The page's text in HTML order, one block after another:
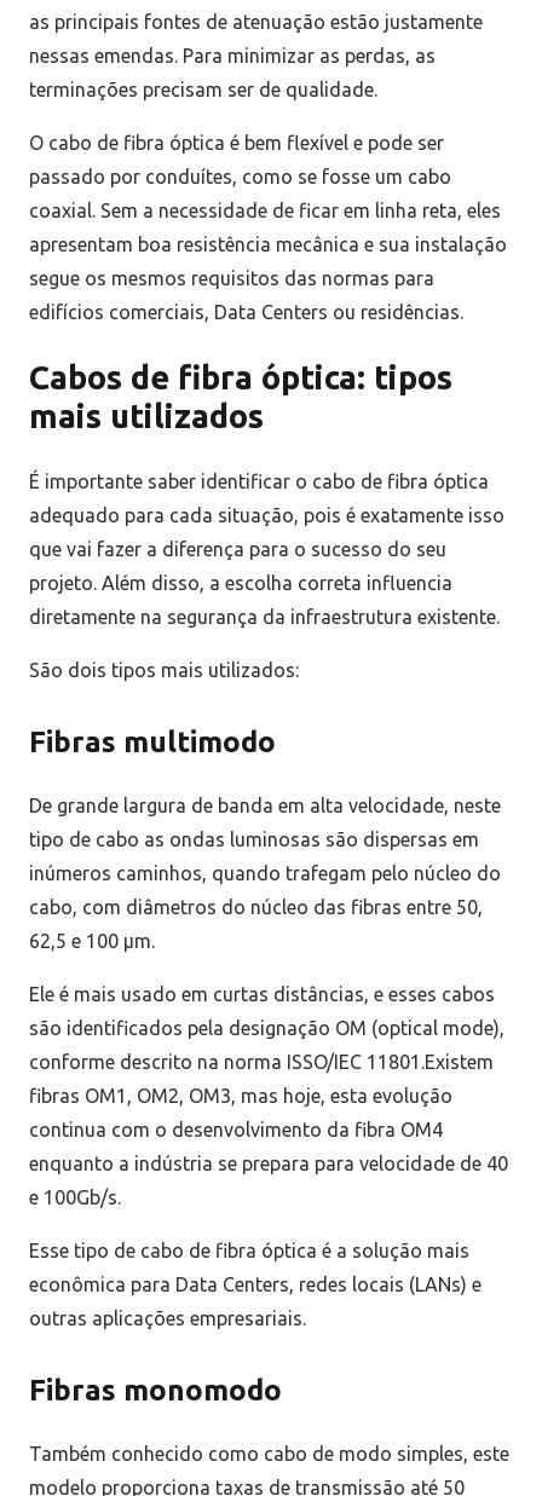
as principais fontes de atenuação estão justamente
nessas emendas. Para minimizar as perdas, as
terminações precisam ser de qualidade.
O cabo de fibra óptica é bem flexível e pode ser
passado por conduítes, como se fosse um cabo
coaxial. Sem a necessidade de ficar em linha reta, eles
apresentam boa resistência mecânica e sua instalação
segue os mesmos requisitos das normas para
edifícios comerciais, Data Centers ou residências.
Cabos de fibra óptica: tipos
mais utilizados
É importante saber identificar o cabo de fibra óptica
adequado para cada situação, pois é exatamente isso
que vai fazer a diferença para o sucesso do seu
projeto. Além disso, a escolha correta influencia
diretamente na segurança da infraestrutura existente.
São dois tipos mais utilizados:
Fibras multimodo
De grande largura de banda em alta velocidade, neste
tipo de cabo as ondas luminosas são dispersas em
inúmeros caminhos, quando trafegam pelo núcleo do
cabo, com diâmetros do núcleo das fibras entre 50,
62,5 e 100 μm.
Ele é mais usado em curtas distâncias, e esses cabos
são identificados pela designação OM (optical mode),
conforme descrito na norma ISSO/IEC 11801.Existem
fibras OM1, OM2, OM3, mas hoje, esta evolução
continua com o desenvolvimento da fibra OM4
enquanto a indústria se prepara para velocidade de 40
e 100Gb/s.
Esse tipo de cabo de fibra óptica é a solução mais
econômica para Data Centers, redes locais (LANs) e
outras aplicações empresariais.
Fibras monomodo
Também conhecido como cabo de modo simples, este
modelo proporciona taxas de transmissão até 50